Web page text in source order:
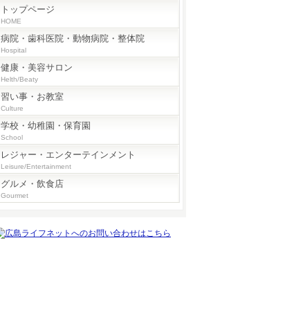
トップページ
HOME
病院・歯科医院・動物病院・整体院
Hospital
健康・美容サロン
Helth/Beaty
習い事・お教室
Culture
学校・幼稚園・保育園
School
レジャー・エンターテインメント
Leisure/Entertainment
グルメ・飲食店
Gourmet